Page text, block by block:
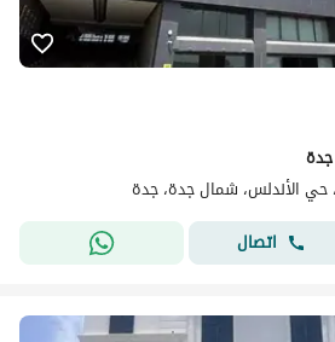
حي الأندلس، شمال جدة، جدة
اتصال